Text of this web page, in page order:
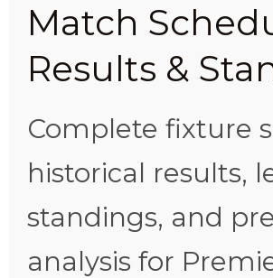
Match
Results &
Complete fixture
historical results,
standings, and
analysis for